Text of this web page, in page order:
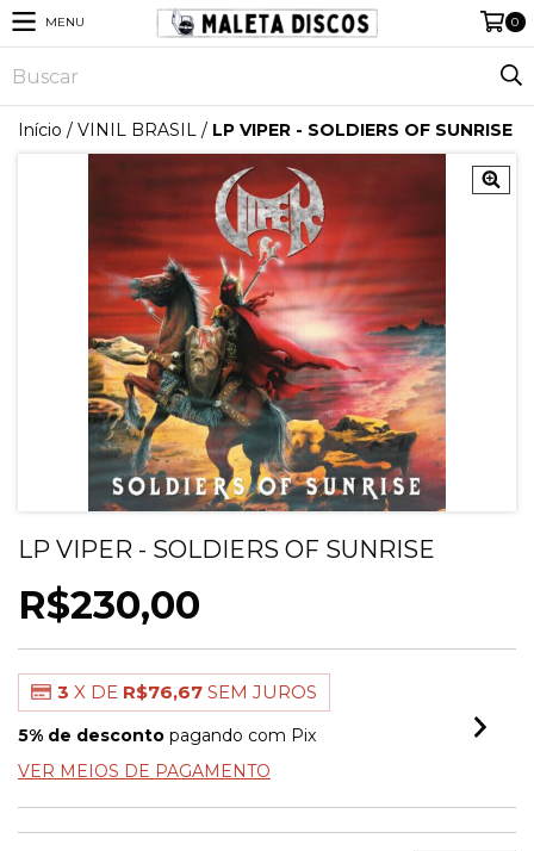
MENU 0
Início / VINIL BRASIL / LP VIPER - SOLDIERS OF SUNRISE
LP VIPER - SOLDIERS OF SUNRISE
R$230,00
3 X DE R$76,67 SEM JUROS
5% de desconto pagando com Pix
VER MEIOS DE PAGAMENTO